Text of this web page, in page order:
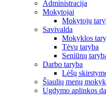
Administracija
Mokytojai
Mokytojų
Savivalda
Mokyklos
Tėvų taryba
Seniūnų
Darbo taryba
Lėšų
Šiaulių menų
Ugdymo aplinkos